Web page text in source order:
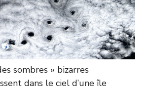
sombres » bizarres
dans le ciel d’une île